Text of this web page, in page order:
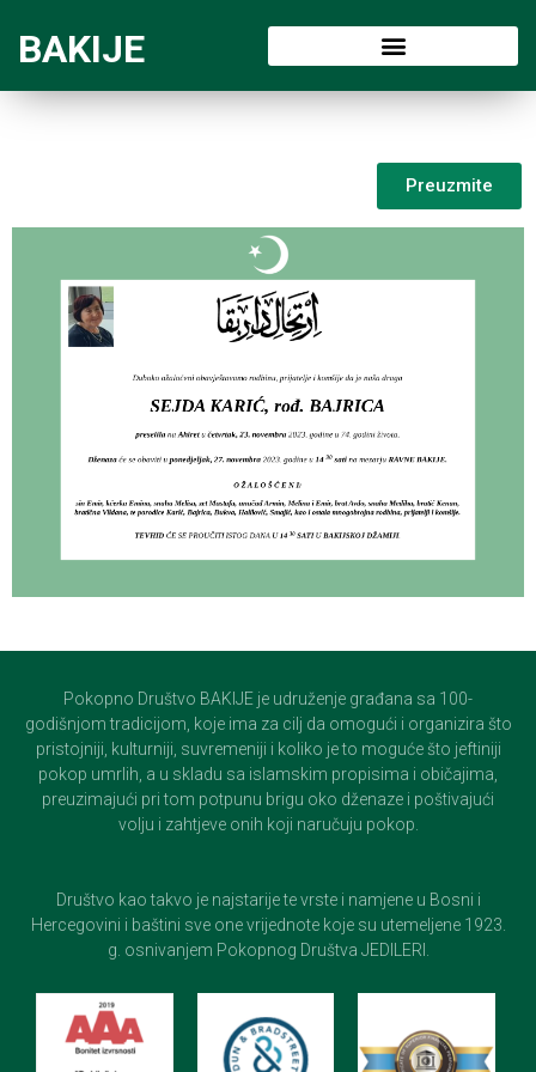
BAKIJE
Preuzmite
Pokopno Društvo BAKIJE je udruženje građana sa 100-
godišnjom tradicijom, koje ima za cilj da omogući i organizira što
pristojniji, kulturniji, suvremeniji i koliko je to moguće što jeftiniji
pokop umrlih, a u skladu sa islamskim propisima i običajima,
preuzimajući pri tom potpunu brigu oko dženaze i poštivajući
volju i zahtjeve onih koji naručuju pokop.
Društvo kao takvo je najstarije te vrste i namjene u Bosni i
Hercegovini i baštini sve one vrijednote koje su utemeljene 1923.
g. osnivanjem Pokopnog Društva JEDILERI.